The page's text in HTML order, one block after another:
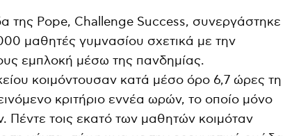
της Pope, Challenge Success, συνεργάστηκε
μαθητές γυμνασίου σχετικά με την
εμπλοκή μέσω της πανδημίας.
κοιμόντουσαν κατά μέσο όρο 6,7 ώρες τη
κριτήριο εννέα ωρών, το οποίο μόνο
τοις εκατό των μαθητών κοιμόταν